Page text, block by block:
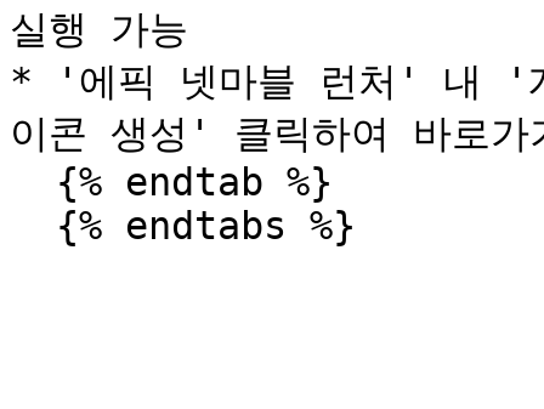
실행 가능
* '에픽 넷마블 런처' 내 '
이콘 생성' 클릭하여 바로가